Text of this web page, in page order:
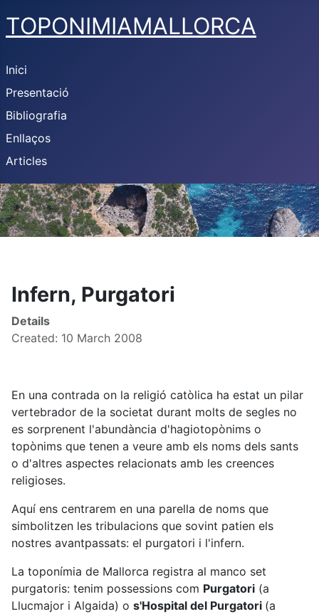
TOPONIMIAMALLORCA
Inici
Presentació
Bibliografia
Enllaços
Articles
Infern, Purgatori
Details
Created: 10 March 2008
En una contrada on la religió catòlica ha estat un pilar
vertebrador de la societat durant molts de segles no
es sorprenent l'abundància d'hagiotopònims o
topònims que tenen a veure amb els noms dels sants
o d'altres aspectes relacionats amb les creences
religioses.
Aquí ens centrarem en una parella de noms que
simbolitzen les tribulacions que sovint patien els
nostres avantpassats: el purgatori i l'infern.
La toponímia de Mallorca registra al manco set
purgatoris: tenim possessions com Purgatori (a
Llucmajor i Algaida) o s'Hospital del Purgatori (a